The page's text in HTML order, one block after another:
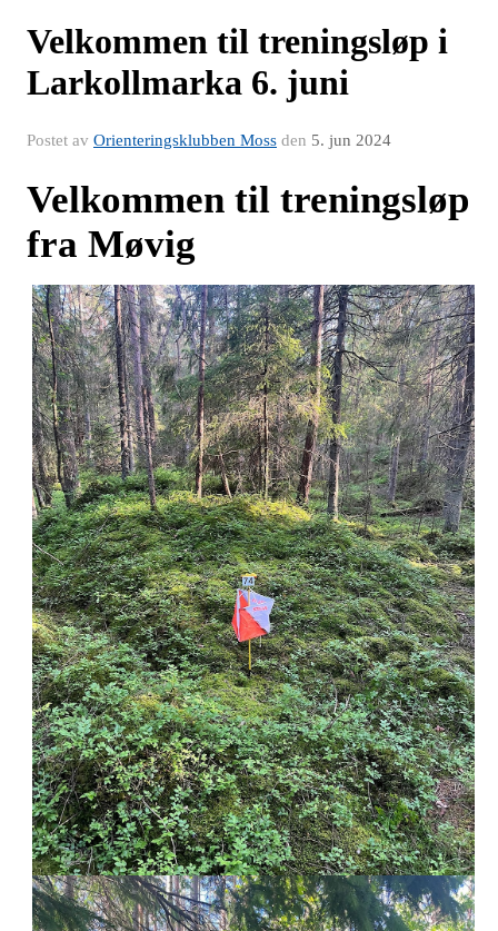
Velkommen til treningsløp i
Larkollmarka 6. juni
Postet av Orienteringsklubben Moss den 5. jun 2024
Velkommen til treningsløp
fra Møvig